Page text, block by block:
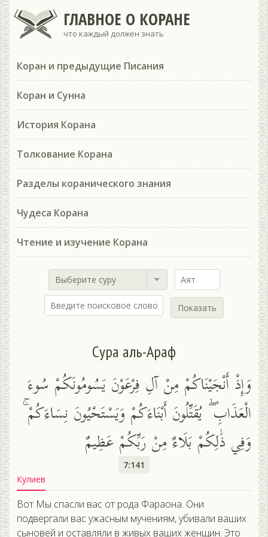
ГЛАВНОЕ О КОРАНЕ
что каждый должен знать
Коран и предыдущие Писания
Коран и Сунна
История Корана
Толкование Корана
Разделы коранического знания
Чудеса Корана
Чтение и изучение Корана
Выберите суру
Показать
Сура аль-Араф
وَإِذْ أَنْجَيْنَاكُمْ مِنْ آلِ فِرْعَوْنَ يَسُومُونَكُمْ سُوءَ
الْعَذَابِ ۖ يُقَتِّلُونَ أَبْنَاءَكُمْ وَيَسْتَحْيُونَ نِسَاءَكُمْ ۚ
وَفِي ذَٰلِكُمْ بَلَاءٌ مِنْ رَبِّكُمْ عَظِيمٌ
7:141
Кулиев
Вот Мы спасли вас от рода Фараона. Они
подвергали вас ужасным мучениям, убивали ваших
сыновей и оставляли в живых ваших женщин. Это